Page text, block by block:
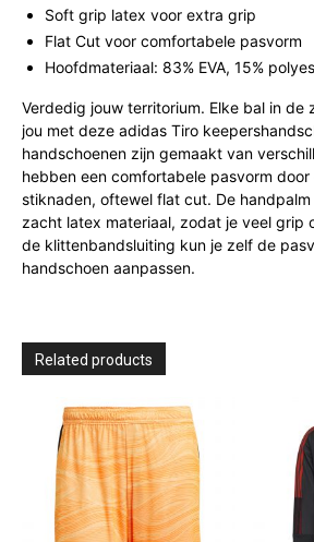
Soft grip latex voor extra grip
Flat Cut voor comfortabele pasvorm
Hoofdmateriaal: 83% EVA, 15%
Verdedig jouw territorium. Elke bal in de
jou met deze adidas Tiro
handschoenen zijn gemaakt van
hebben een comfortabele pasvorm
stiknaden, oftewel flat cut. De
zacht latex materiaal, zodat je veel grip
de klittenbandsluiting kun je zelf de
handschoen aanpassen.
Related products